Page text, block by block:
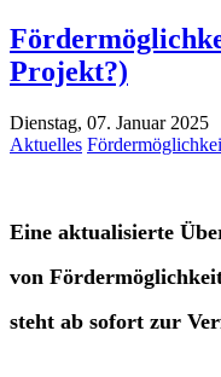
Projekt?)
Dienstag, 07. Januar 2025
Aktuelles
Eine aktualisierte
von
steht ab sofort zur